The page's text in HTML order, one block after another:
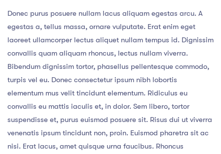
Donec purus posuere nullam lacus aliquam egestas arcu. A
egestas a, tellus massa, ornare vulputate. Erat enim eget
laoreet ullamcorper lectus aliquet nullam tempus id. Dignissim
convallis quam aliquam rhoncus, lectus nullam viverra.
Bibendum dignissim tortor, phasellus pellentesque commodo,
turpis vel eu. Donec consectetur ipsum nibh lobortis
elementum mus velit tincidunt elementum. Ridiculus eu
convallis eu mattis iaculis et, in dolor. Sem libero, tortor
suspendisse et, purus euismod posuere sit. Risus dui ut viverra
venenatis ipsum tincidunt non, proin. Euismod pharetra sit ac
nisi. Erat lacus, amet quisque urna faucibus. Rhoncus